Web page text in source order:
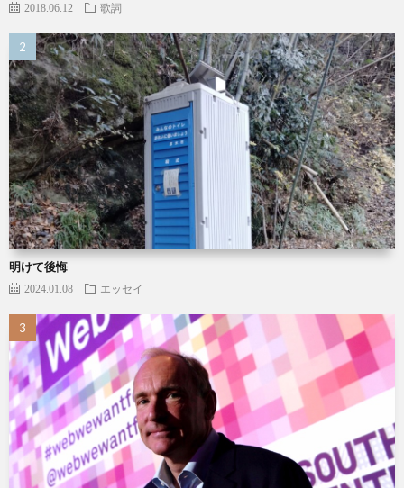
2018.06.12 歌詞
明けて後悔
2024.01.08 エッセイ